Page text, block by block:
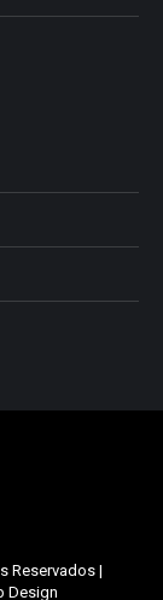
Reservados |
Design